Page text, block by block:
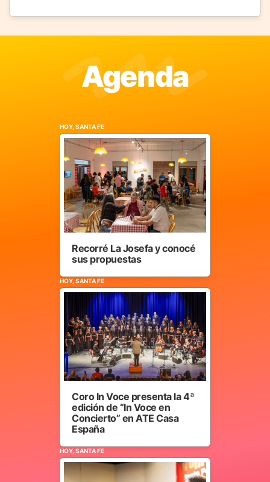
Agenda
HOY, SANTA FE
Recorré La Josefa y conocé
sus propuestas
HOY, SANTA FE
Coro In Voce presenta la 4ª
edición de “In Voce en
Concierto” en ATE Casa
España
HOY, SANTA FE